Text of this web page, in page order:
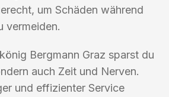
um Schäden während
vermeiden.
Bergmann Graz sparst du
auch Zeit und Nerven.
und effizienter Service